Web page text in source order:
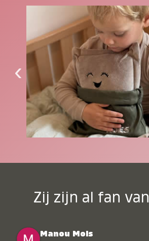
‹
Zij zijn al fan van
Manou Mols